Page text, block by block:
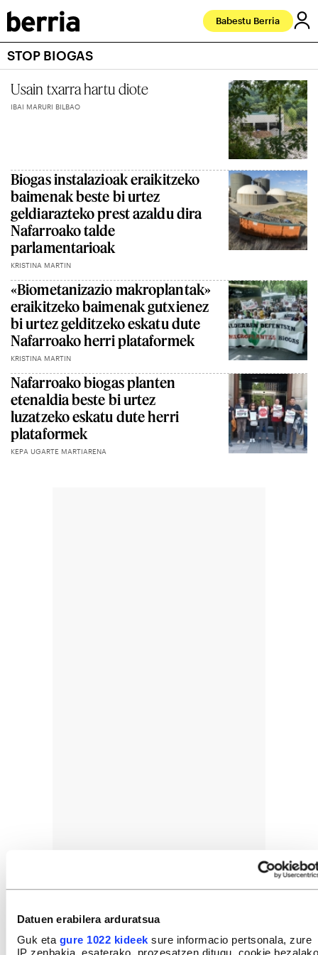
Datuen erabilera arduratsua
Guk eta gure 1022 kideek sure informacio pertsonala, zure
IP zenbakia, esaterako, prozesatzen ditugu, cookie bezalako
Babestu Berria
STOP BIOGAS
Usain txarra hartu diote
IBAI MARURI BILBAO
Biogas instalazioak eraikitzeko
baimenak beste bi urtez
geldiarazteko prest azaldu dira
Nafarroako talde
parlamentarioak
KRISTINA MARTIN
«Biometanizazio makroplantak»
eraikitzeko baimenak gutxienez
bi urtez gelditzeko eskatu dute
Nafarroako herri plataformek
KRISTINA MARTIN
Nafarroako biogas planten
etenaldia beste bi urtez
luzatzeko eskatu dute herri
plataformek
KEPA UGARTE MARTIARENA